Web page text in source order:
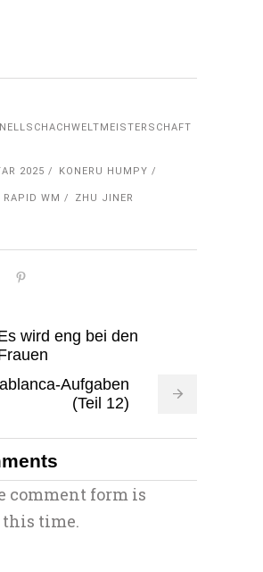
2025 KONERU HUMPY
RAPID WM ZHU JINER
wird eng bei den
Aufgaben
(Teil 12)
comment form is
this time.